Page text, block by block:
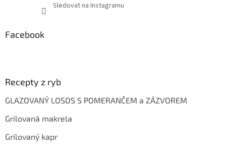
Sledovat na Instagramu
Facebook
Recepty z ryb
GLAZOVANÝ LOSOS S POMERANČEM a ZÁZVOREM
Grilovaná makrela
Grilovaný kapr